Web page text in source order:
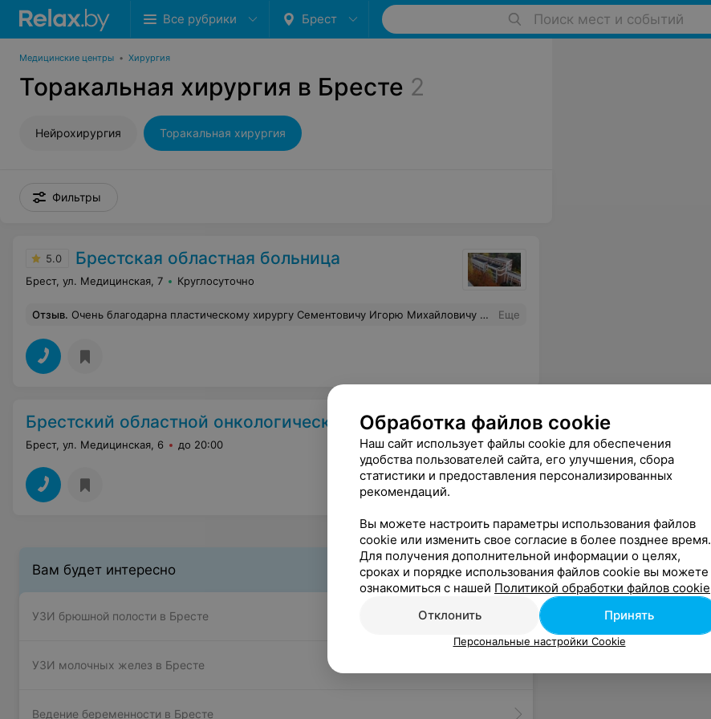
Все рубрики Брест Поиск мест и событий
Медицинские центры • Хирургия
Торакальная хирургия в Бресте 2
Нейрохирургия Торакальная хирургия
Фильтры
5.0 Брестская областная больница
Брест, ул. Медицинская, 7 Круглосуточно
Отзыв. Очень благодарна пластическому хирургу Сементовичу Игорю Михайловичу за сделанную мне операцию маммопластики. Игорь Михайлович высококлассный специалист. Старшая медсестра отделения хирургии и трансплантации Елена Николаевна очень внимательная и доброжелательная ко всем пациентам. Общее впечатление о больнице положительное. Я счастлива, что обратилась в Брестскую областную больницу. Спасибо медицинским работникам больницы. Еще
Брестский областной онкологический диспансер
Брест, ул. Медицинская, 6 до 20:00
Вам будет интересно
УЗИ брюшной полости в Бресте
УЗИ молочных желез в Бресте
Ведение беременности в Бресте
Обработка файлов cookie
Наш сайт использует файлы cookie для обеспечения
удобства пользователей сайта, его улучшения, сбора
статистики и предоставления персонализированных
рекомендаций.
Вы можете настроить параметры использования файлов
cookie или изменить свое согласие в более позднее время.
Для получения дополнительной информации о целях,
сроках и порядке использования файлов cookie вы можете
ознакомиться с нашей Политикой обработки файлов cookie
Отклонить
Принять
Персональные настройки Cookie